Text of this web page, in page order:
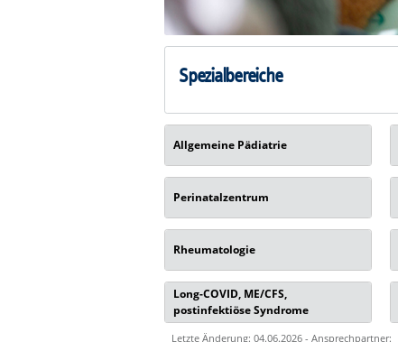
Spezialbereiche
Allgemeine Pädiatrie
Perinatalzentrum
Rheumatologie
Long-COVID, ME/CFS,
postinfektiöse Syndrome
Letzte Änderung: 04.06.2026 - Ansprechpartner: